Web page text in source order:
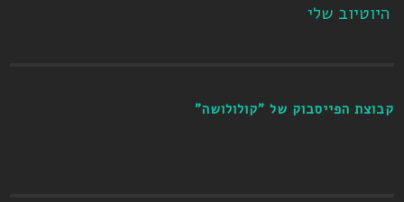
היוטיוב שלי
קבוצת הפייסבוק של "קולולושה"